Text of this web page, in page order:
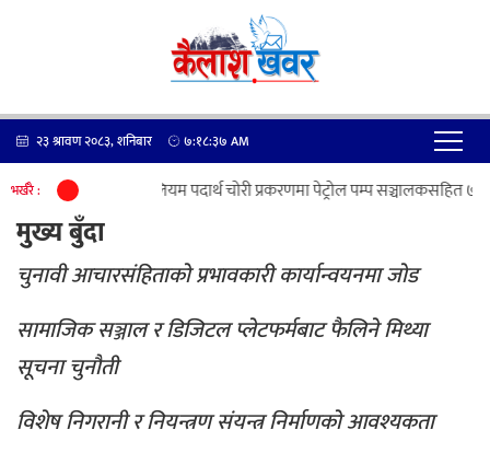
२३ श्रावण २०८३, शनिबार ७:१८:३७ AM
भर्खरै : पेट्रोलियम पदार्थ चोरी प्रकरणमा पेट्रोल पम्प सञ्चालकसहित ७
मुख्य बुँदा
चुनावी आचारसंहिताको प्रभावकारी कार्यान्वयनमा जोड
सामाजिक सञ्जाल र डिजिटल प्लेटफर्मबाट फैलिने मिथ्या
सूचना चुनौती
विशेष निगरानी र नियन्त्रण संयन्त्र निर्माणको आवश्यकता